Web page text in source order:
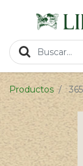
Productos